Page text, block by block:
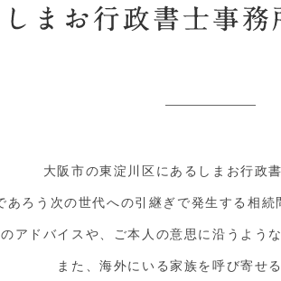
大阪市の東淀川区にあるしまお行政
あろう次の世代への引継ぎで発生する相続
アドバイスや、ご本人の意思に沿うよう
また、海外にいる家族を呼び寄せ